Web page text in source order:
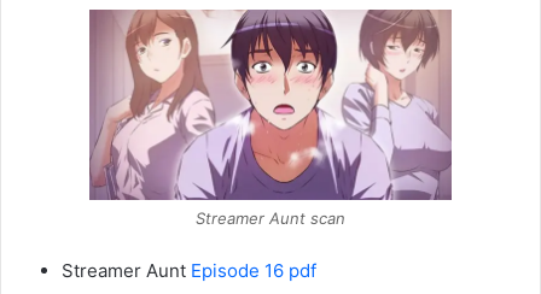
Streamer Aunt scan
Streamer Aunt Episode 16 pdf